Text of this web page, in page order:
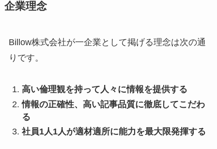
企業理念
Billow株式会社が一企業として掲げる理念は次の通
りです。
高い倫理観を持って人々に情報を提供する
情報の正確性、高い記事品質に徹底してこだわ
る
社員1人1人が適材適所に能力を最大限発揮する